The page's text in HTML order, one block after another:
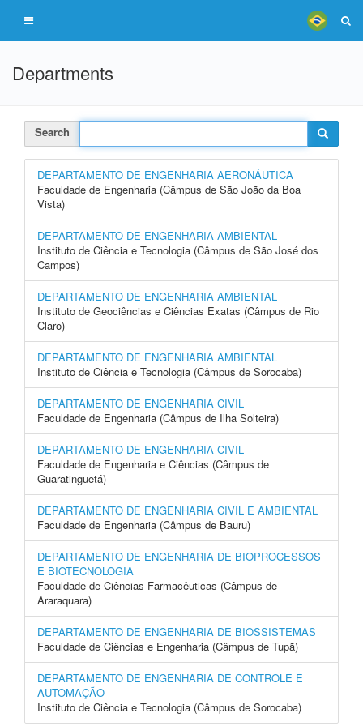
Departments
Search
DEPARTAMENTO DE ENGENHARIA AERONÁUTICA
Faculdade de Engenharia (Câmpus de São João da Boa
Vista)
DEPARTAMENTO DE ENGENHARIA AMBIENTAL
Instituto de Ciência e Tecnologia (Câmpus de São José dos
Campos)
DEPARTAMENTO DE ENGENHARIA AMBIENTAL
Instituto de Geociências e Ciências Exatas (Câmpus de Rio
Claro)
DEPARTAMENTO DE ENGENHARIA AMBIENTAL
Instituto de Ciência e Tecnologia (Câmpus de Sorocaba)
DEPARTAMENTO DE ENGENHARIA CIVIL
Faculdade de Engenharia (Câmpus de Ilha Solteira)
DEPARTAMENTO DE ENGENHARIA CIVIL
Faculdade de Engenharia e Ciências (Câmpus de
Guaratinguetá)
DEPARTAMENTO DE ENGENHARIA CIVIL E AMBIENTAL
Faculdade de Engenharia (Câmpus de Bauru)
DEPARTAMENTO DE ENGENHARIA DE BIOPROCESSOS
E BIOTECNOLOGIA
Faculdade de Ciências Farmacêuticas (Câmpus de
Araraquara)
DEPARTAMENTO DE ENGENHARIA DE BIOSSISTEMAS
Faculdade de Ciências e Engenharia (Câmpus de Tupã)
DEPARTAMENTO DE ENGENHARIA DE CONTROLE E
AUTOMAÇÃO
Instituto de Ciência e Tecnologia (Câmpus de Sorocaba)